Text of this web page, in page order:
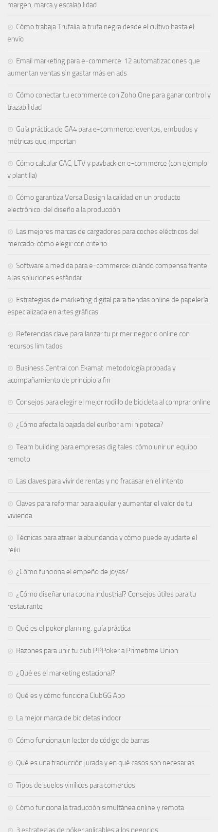
margen, marca y escalabilidad
Cómo trabaja Trufalia la trufa negra desde el cultivo hasta el
envío
Email marketing para e-commerce: 12 automatizaciones que
aumentan ventas sin gastar más en ads
Cómo conectar tu ecommerce con Zoho One para ganar control y
trazabilidad
Guía práctica de GA4 para e-commerce: eventos, embudos y
métricas que importan
Cómo calcular CAC, LTV y payback en e-commerce (con ejemplo
y plantilla)
Cómo garantiza Versa Design la calidad en un producto
electrónico: del diseño a la producción
Las mejores marcas de cargadores para coches eléctricos del
mercado: cómo elegir con criterio
Software a medida para e-commerce: cuándo compensa frente
a las soluciones estándar
Estrategias de marketing digital para tiendas online de papelería
especializada en artes gráficas
Referencias clave para lanzar tu primer negocio online con
recursos limitados
Business Central con Ekamat: metodología probada y
acompañamiento de principio a fin
Consejos para elegir el mejor rodillo de bicicleta al comprar online
¿Cómo afecta la bajada del euríbor a mi hipoteca?
Team building para empresas digitales: cómo unir un equipo
remoto
Las claves para vivir de rentas y no fracasar en el intento
Claves para reformar para alquilar y aumentar el valor de tu
vivienda
Técnicas para atraer la abundancia y cómo puede ayudarte el
reiki
¿Cómo funciona el empeño de joyas​?
¿Cómo diseñar una cocina industrial? Consejos útiles para tu
restaurante
Qué es el poker planning: guía práctica
Razones para unir tu club PPPoker a Primetime Union
¿Qué es el marketing estacional?
Qué es y cómo funciona ClubGG App
La mejor marca de bicicletas indoor
Cómo funciona un lector de código de barras
Qué es una traducción jurada y en qué casos son necesarias
Tipos de suelos vinílicos para comercios
Cómo funciona la traducción simultánea online y remota
3 estrategias de póker aplicables a los negocios